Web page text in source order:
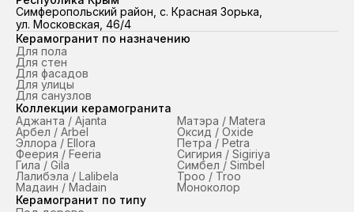
Симферопольский район, с. Красная Зорька,
ул. Московская, 46/4
Керамогранит по назначению
Для пола
Для стен
Для фасадов
Для улицы
Для санузлов
Коллекции керамогранита
Аджанта / Ajanta
Арбел / Arbel
Эллора / Ellora
Феерия / Feeria
Гила / Gila
Лалибэла / Lalibela
Мадаин / Madain
Матэра / Matera
Оксид / Oxide
Петра / Petra
Сигирия / Sigiriya
Симбел / Simbel
Троо / Troo
Моноколор
Керамогранит по типу